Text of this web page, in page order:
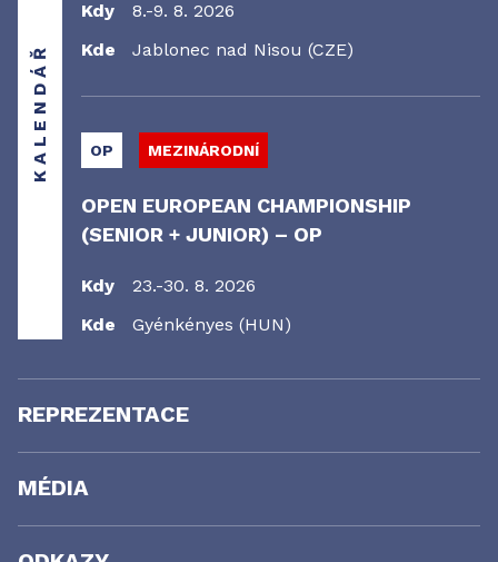
KALENDÁŘ
Kdy
8.-9. 8. 2026
Kde
Jablonec nad Nisou (CZE)
OP MEZINÁRODNÍ
OPEN EUROPEAN CHAMPIONSHIP
(SENIOR + JUNIOR) – OP
Kdy
23.-30. 8. 2026
Kde
Gyénkényes (HUN)
REPREZENTACE
MÉDIA